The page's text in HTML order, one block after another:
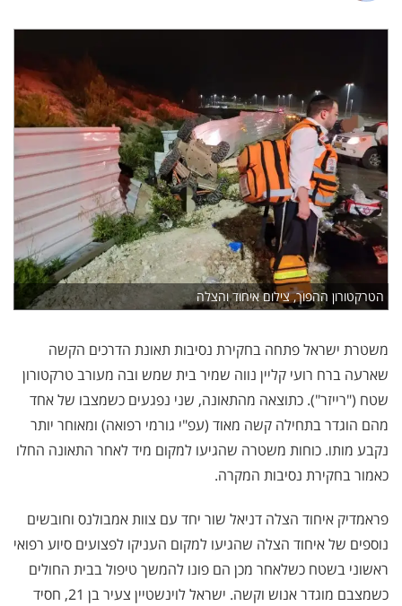
הטרקטורון ההפוך, צילום איחוד והצלה
משטרת ישראל פתחה בחקירת נסיבות תאונת הדרכים הקשה
שארעה ברח רועי קליין נווה שמיר בית שמש ובה מעורב טרקטורון
שטח ("רייזר"). כתוצאה מהתאונה, שני נפגעים כשמצבו של אחד
מהם הוגדר בתחילה קשה מאוד (עפ"י גורמי רפואה) ומאוחר יותר
נקבע מותו. כוחות משטרה שהגיעו למקום מיד לאחר התאונה החלו
כאמור בחקירת נסיבות המקרה.
פראמדיק איחוד הצלה דניאל שור יחד עם צוות אמבולנס וחובשים
נוספים של איחוד הצלה שהגיעו למקום העניקו לפצועים סיוע רפואי
ראשוני בשטח כשלאחר מכן הם פונו להמשך טיפול בבית החולים
כשמצבם מוגדר אנוש וקשה. ישראל לוינשטיין צעיר בן 21, חסיד